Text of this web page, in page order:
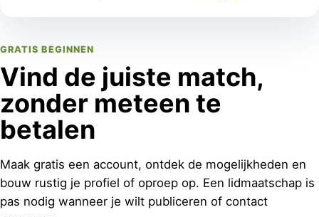
GRATIS BEGINNEN
Vind de juiste match,
zonder meteen te
betalen
Maak gratis een account, ontdek de mogelijkheden en
bouw rustig je profiel of oproep op. Een lidmaatschap is
pas nodig wanneer je wilt publiceren of contact